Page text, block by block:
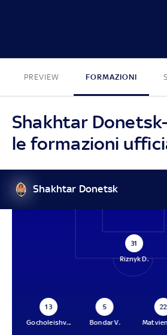
PREVIEW FORMAZIONI
Shakhtar
le formazioni
Shakhtar Donetsk
31
Riznyk D.
13
Gocholeishv...
5
Bondar V.
22